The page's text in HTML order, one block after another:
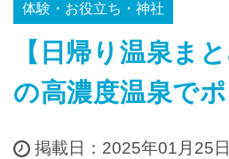
体験・お役立ち・神社
【日帰り温泉ま
の高濃度温泉で
掲載日：2025年01月25日